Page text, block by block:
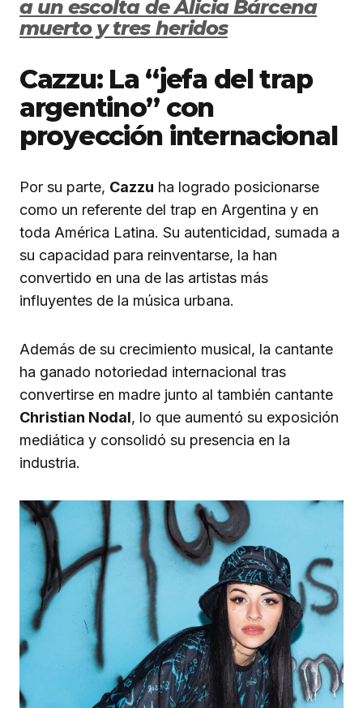
a un escolta de Alicia Bárcena
muerto y tres heridos
Cazzu: La “jefa del trap
argentino” con
proyección internacional
Por su parte, Cazzu ha logrado posicionarse
como un referente del trap en Argentina y en
toda América Latina. Su autenticidad, sumada a
su capacidad para reinventarse, la han
convertido en una de las artistas más
influyentes de la música urbana.
Además de su crecimiento musical, la cantante
ha ganado notoriedad internacional tras
convertirse en madre junto al también cantante
Christian Nodal, lo que aumentó su exposición
mediática y consolidó su presencia en la
industria.